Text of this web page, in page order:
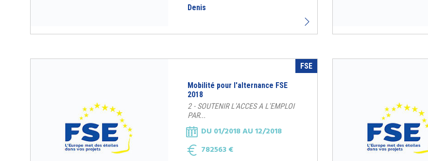
Denis
FSE
Mobilité pour l'alternance FSE
2018
2 - SOUTENIR L'ACCES A L'EMPLOI
PAR...
DU 01/2018 AU 12/2018
782563 €